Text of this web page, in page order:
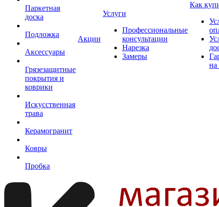
Паркетная
доска
Подложка
Аксессуары
Грязезащитные
покрытия и
коврики
Искусственная
трава
Керамогранит
Ковры
Пробка
Акции
Услуги
Профессиональные
консультации
Нарезка
Замеры
Как
на